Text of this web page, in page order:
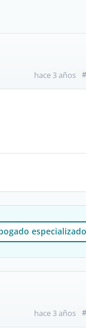
hace 3 años
especializado
hace 3 años